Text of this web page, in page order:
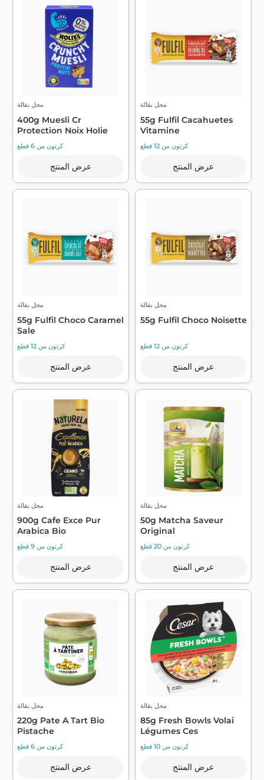
محل بقالة
400g Muesli Cr
Protection Noix Holie
كرتون من 6 قطع
عرض المنتج
محل بقالة
55g Fulfil Cacahuetes
Vitamine
كرتون من 12 قطع
عرض المنتج
محل بقالة
55g Fulfil Choco Caramel
Sale
كرتون من 12 قطع
عرض المنتج
محل بقالة
55g Fulfil Choco Noisette
كرتون من 12 قطع
عرض المنتج
محل بقالة
900g Cafe Exce Pur
Arabica Bio
كرتون من 9 قطع
عرض المنتج
محل بقالة
50g Matcha Saveur
Original
كرتون من 20 قطع
عرض المنتج
محل بقالة
220g Pate A Tart Bio
Pistache
كرتون من 6 قطع
عرض المنتج
محل بقالة
85g Fresh Bowls Volai
Légumes Ces
كرتون من 10 قطع
عرض المنتج